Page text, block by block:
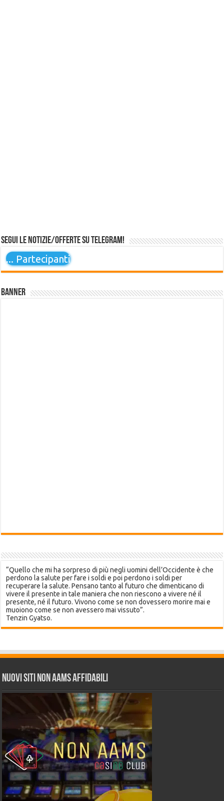
Segui le notizie/offerte su Telegram!
... Partecipanti
Banner
“Quello che mi ha sorpreso di più negli uomini dell’Occidente è che
perdono la salute per fare i soldi e poi perdono i soldi per
recuperare la salute. Pensano tanto al futuro che dimenticano di
vivere il presente in tale maniera che non riescono a vivere né il
presente, né il futuro. Vivono come se non dovessero morire mai e
muoiono come se non avessero mai vissuto”.
Tenzin Gyatso.
Nuovi siti non AAMS affidabili